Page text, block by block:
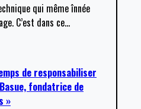
qui même înnée
C’est dans ce…
de responsabiliser
fondatrice de
»